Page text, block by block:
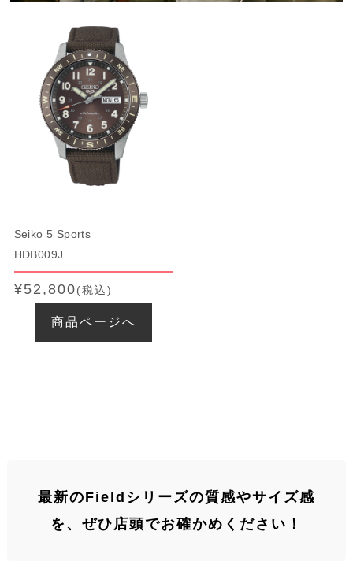
Seiko 5 Sports
HDB009J
¥52,800(税込)
商品ページへ
最新のFieldシリーズの質感やサイズ感
を、ぜひ店頭でお確かめください！